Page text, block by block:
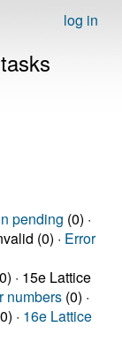
log in
pending (0) ·
(0) · Error
· 15e Lattice
numbers (0) ·
· 16e Lattice